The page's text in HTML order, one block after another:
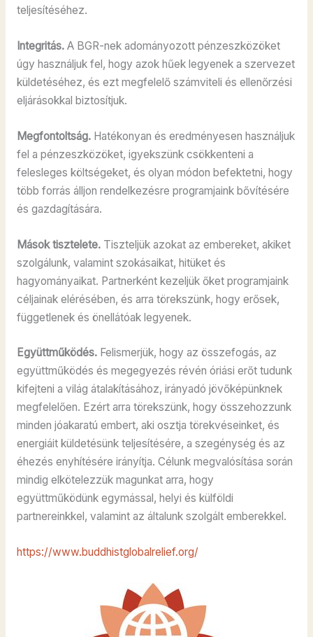
teljesítéséhez.
Integritás.A BGR-nek adományozott pénzeszközöket
úgy használjuk fel, hogy azok hűek legyenek a szervezet
küldetéséhez, és ezt megfelelő számviteli és ellenőrzési
eljárásokkal biztosítjuk.
Megfontoltság.Hatékonyan és eredményesen használjuk
fel a pénzeszközöket, igyekszünk csökkenteni a
felesleges költségeket, és olyan módon befektetni, hogy
több forrás álljon rendelkezésre programjaink bővítésére
és gazdagítására.
Mások tisztelete.Tiszteljük azokat az embereket, akiket
szolgálunk, valamint szokásaikat, hitüket és
hagyományaikat. Partnerként kezeljük őket programjaink
céljainak elérésében, és arra törekszünk, hogy erősek,
függetlenek és önellátóak legyenek.
Együttműködés.Felismerjük, hogy az összefogás, az
együttműködés és megegyezés révén óriási erőt tudunk
kifejteni a világ átalakításához, irányadó jövőképünknek
megfelelően. Ezért arra törekszünk, hogy összehozzunk
minden jóakaratú embert, aki osztja törekvéseinket, és
energiáit küldetésünk teljesítésére, a szegénység és az
éhezés enyhítésére irányítja. Célunk megvalósítása során
mindig elkötelezzük magunkat arra, hogy
együttműködünk egymással, helyi és külföldi
partnereinkkel, valamint az általunk szolgált emberekkel.
https://www.buddhistglobalrelief.org/